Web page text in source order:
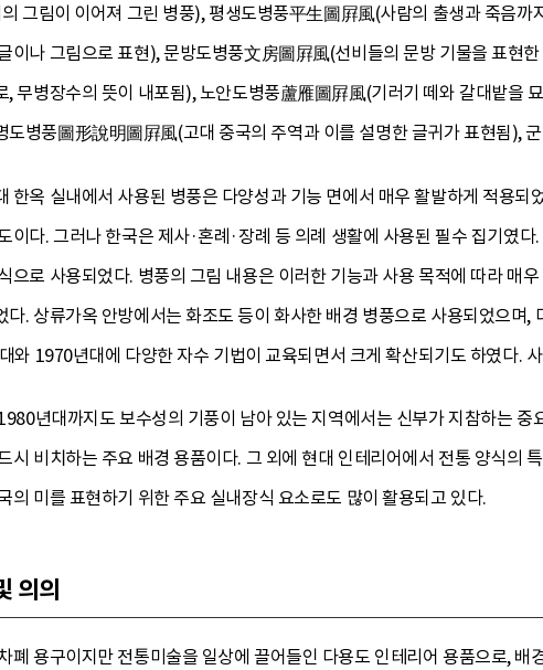
그림이 이어져 그린 병풍), 평생도병풍平生圖屛風(사람의 출생과 죽음
이나 그림으로 표현), 문방도병풍文房圖屛風(선비들의 문방 기물을 표현
, 무병장수의 뜻이 내포됨), 노안도병풍蘆雁圖屛風(기러기 떼와 갈대밭을
도병풍圖形說明圖屛風(고대 중국의 주역과 이를 설명한 글귀가 표현됨),
한옥 실내에서 사용된 병풍은 다양성과 기능 면에서 매우 활발하게 적용
이다. 그러나 한국은 제사·혼례·장례 등 의례 생활에 사용된 필수 집기였
으로 사용되었다. 병풍의 그림 내용은 이러한 기능과 사용 목적에 따라 매
다. 상류가옥 안방에서는 화조도 등이 화사한 배경 병풍으로 사용되었으
와 1970년대에 다양한 자수 기법이 교육되면서 크게 확산되기도 하였다.
년대까지도 보수성의 기풍이 남아 있는 지역에서는 신부가 지참하는
시 비치하는 주요 배경 용품이다. 그 외에 현대 인테리어에서 전통 양식의
의 미를 표현하기 위한 주요 실내장식 요소로도 많이 활용되고 있다.
의의
폐 용구이지만 전통미술을 일상에 끌어들인 다용도 인테리어 용품으로, 배